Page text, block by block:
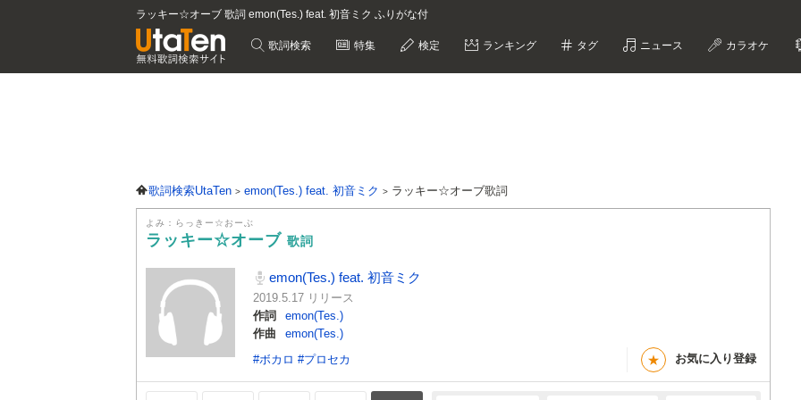
ラッキー☆オーブ 歌詞 emon(Tes.) feat. 初音ミク ふりがな付
歌詞検索 特集 検定 ランキング タグ ニュース カラオケ
歌詞検索UtaTen emon(Tes.) feat. 初音ミク ラッキー☆オーブ歌詞
よみ：らっきー☆おーぶ
ラッキー☆オーブ 歌詞
emon(Tes.) feat. 初音ミク
2019.5.17 リリース
作詞
emon(Tes.)
作曲
emon(Tes.)
#ボカロ #プロセカ ★ お気に入り登録